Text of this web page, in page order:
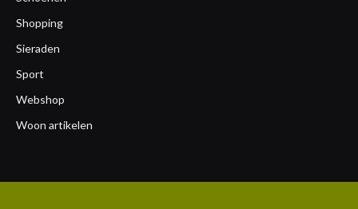
Shopping
Sieraden
Sport
Webshop
Woon artikelen